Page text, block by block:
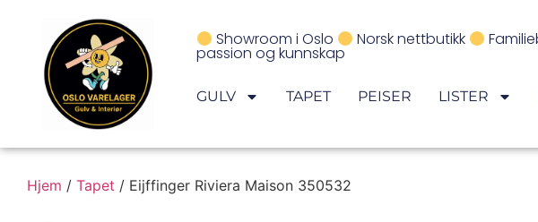
Showroom i Oslo Norsk nettbutikk
passion og kunnskap
GULV TAPET PEISER LISTER
Hjem / Tapet / Eijffinger Riviera Maison 350532